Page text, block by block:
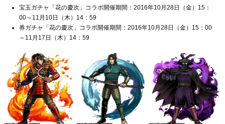
宝玉ガチャ「花の慶次」コラボ開催期間：2016年10月28日（金）15：
00～11月10日（木）14：59
券ガチャ「花の慶次」コラボ開催期間：2016年10月28日（金）15：00
～11月17日（木）14：59